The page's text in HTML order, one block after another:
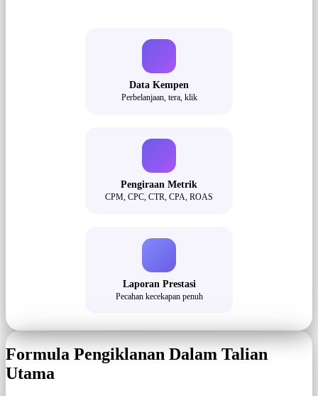
Data Kempen
Perbelanjaan, tera, klik
Pengiraan Metrik
CPM, CPC, CTR, CPA, ROAS
Laporan Prestasi
Pecahan kecekapan penuh
Formula Pengiklanan Dalam Talian
Utama